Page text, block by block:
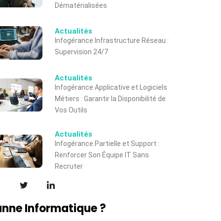
Dématérialisées
Actualités
Infogérance Infrastructure Réseau :
Supervision 24/7
Actualités
Infogérance Applicative et Logiciels
Métiers : Garantir la Disponibilité de
Vos Outils
Actualités
Infogérance Partielle et Support :
Renforcer Son Équipe IT Sans
Recruter
Informatique ?